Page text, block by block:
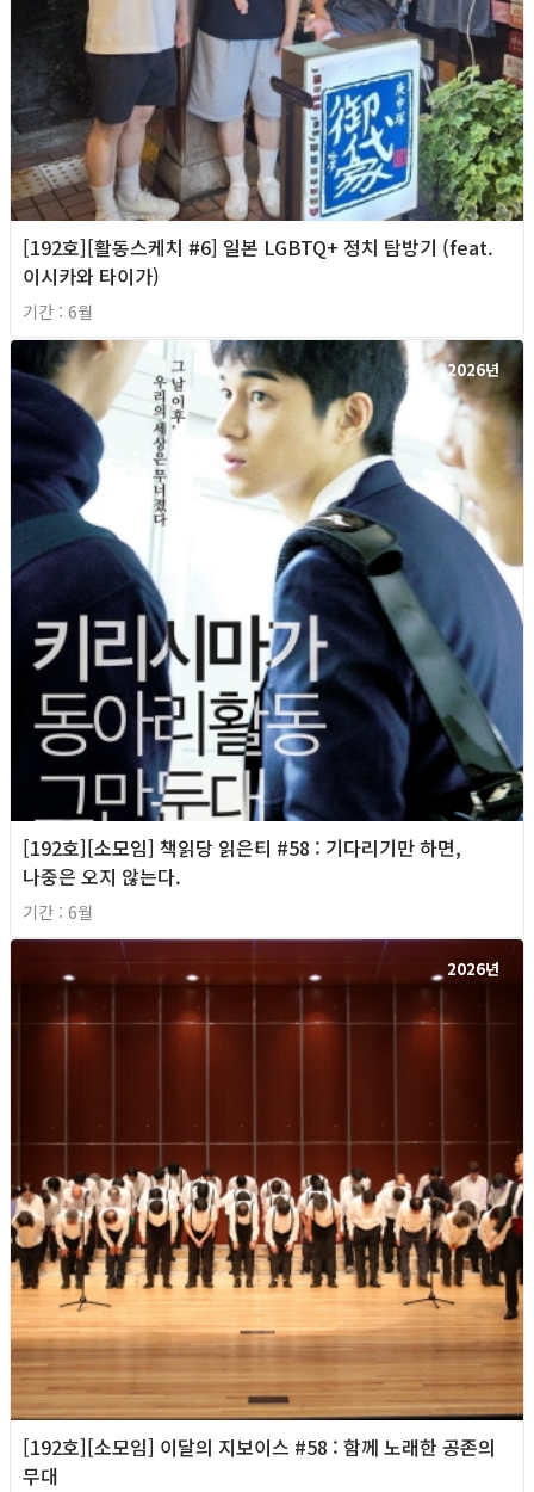
[192호][활동스케치 #6] 일본 LGBTQ+ 정치 탐방기 (feat.
이시카와 타이가)
기간 : 6월
2026년
[192호][소모임] 책읽당 읽은티 #58 : 기다리기만 하면,
나중은 오지 않는다.
기간 : 6월
2026년
[192호][소모임] 이달의 지보이스 #58 : 함께 노래한 공존의
무대